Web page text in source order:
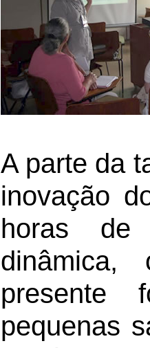
A parte da
inovação
horas de
dinâmica,
presente
pequenas